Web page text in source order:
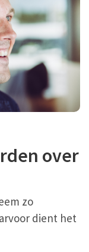
over
zo
dient het